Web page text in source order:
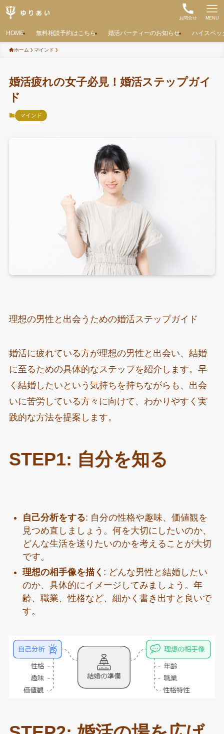
お問合せ MENU
HOME 無料相談予約はこちら 婚活パーティーのお知らせ ハイスペッ
ホーム マインド
婚活疲れの女子必見！婚活ステップガイ
ド
マインド
理想の男性と出会うための婚活ステップガイド
婚活に疲れている方が理想の男性と出会い、結婚
に至るための具体的なステップを紹介します。早
く結婚したいという気持ちを持ちながらも、出会
いに苦労している方々に向けて、わかりやすく実
践的な方法を提案します。
STEP1: 自分を知る
自己分析をする: 自分の性格や趣味、価値観を
見つめ直しましょう。何を大切にしたいのか、
どんな生活を送りたいのかを考えることが大切
です。
理想の相手像を描く : どんな男性と結婚したい
のか、具体的にイメージしてみましょう。年
齢、職業、性格など、細かく書き出すと良いで
す。